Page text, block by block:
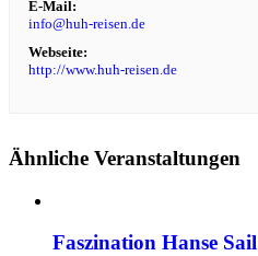
E-Mail:
info@huh-reisen.de
Webseite:
http://www.huh-reisen.de
Ähnliche Veranstaltungen
Faszination Hanse Sail